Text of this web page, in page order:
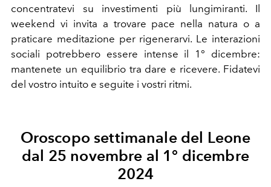
concentratevi su investimenti più lungimiranti. Il
weekend vi invita a trovare pace nella natura o a
praticare meditazione per rigenerarvi. Le interazioni
sociali potrebbero essere intense il 1° dicembre:
mantenete un equilibrio tra dare e ricevere. Fidatevi
del vostro intuito e seguite i vostri ritmi.
Oroscopo settimanale del Leone
dal 25 novembre al 1° dicembre
2024